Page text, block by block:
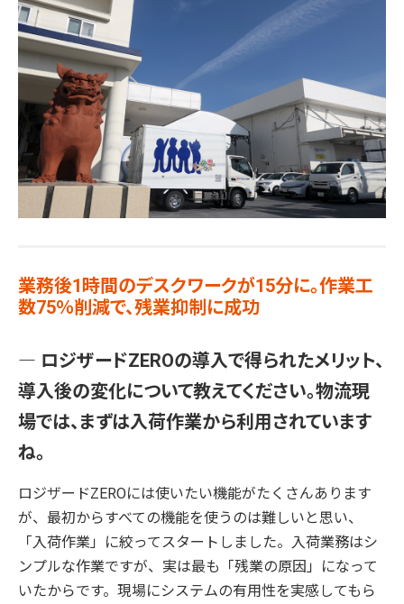
業務後1時間のデスクワークが15分に。作業工
数75％削減で、残業抑制に成功
― ロジザードZEROの導入で得られたメリット、
導入後の変化について教えてください。物流現
場では、まずは入荷作業から利用されています
ね。
ロジザードZEROには使いたい機能がたくさんあります
が、最初からすべての機能を使うのは難しいと思い、
「入荷作業」に絞ってスタートしました。入荷業務はシ
ンプルな作業ですが、実は最も「残業の原因」になって
いたからです。現場にシステムの有用性を実感してもら